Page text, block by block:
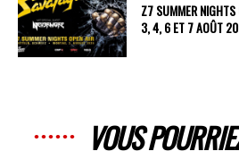
Z7 SUMMER
3, 4, 6 ET 7 AOÛT
VOUS